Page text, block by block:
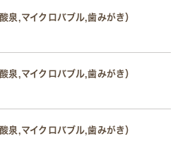
泉,マイクロバブル,歯みがき）
泉,マイクロバブル,歯みがき）
泉,マイクロバブル,歯みがき）